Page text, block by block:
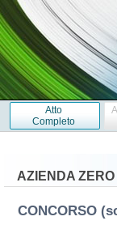
Atto
Completo
AZIENDA
CONCORSO